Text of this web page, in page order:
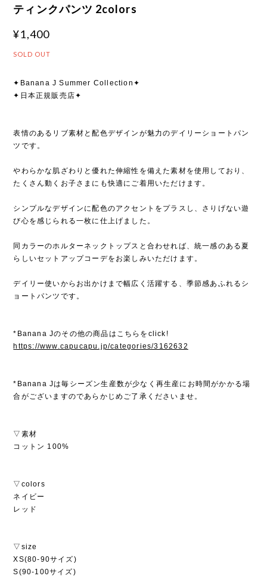
ティンクパンツ 2colors
¥1,400
SOLD OUT
✦Banana J Summer Collection✦
✦日本正規販売店✦
表情のあるリブ素材と配色デザインが魅力のデイリーショートパン
ツです。
やわらかな肌ざわりと優れた伸縮性を備えた素材を使用しており、
たくさん動くお子さまにも快適にご着用いただけます。
シンプルなデザインに配色のアクセントをプラスし、さりげない遊
び心を感じられる一枚に仕上げました。
同カラーのホルターネックトップスと合わせれば、統一感のある夏
らしいセットアップコーデをお楽しみいただけます。
デイリー使いからお出かけまで幅広く活躍する、季節感あふれるシ
ョートパンツです。
*Banana Jのその他の商品はこちらをclick!
https://www.capucapu.jp/categories/3162632
*Banana Jは毎シーズン生産数が少なく再生産にお時間がかかる場
合がございますのであらかじめご了承くださいませ。
▽素材
コットン 100%
▽colors
ネイビー
レッド
▽size
XS(80-90サイズ)
S(90-100サイズ)